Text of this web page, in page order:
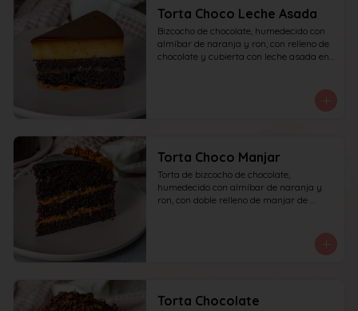
Torta Choco Leche Asada
Bizcocho de chocolate, humedecido con
almíbar de naranja y ron, con relleno de
chocolate y cubierta con leche asada en
Torta Choco Manjar
Torta de bizcocho de chocolate,
humedecido con almíbar de naranja y
ron, con doble relleno de manjar de
Torta Chocolate